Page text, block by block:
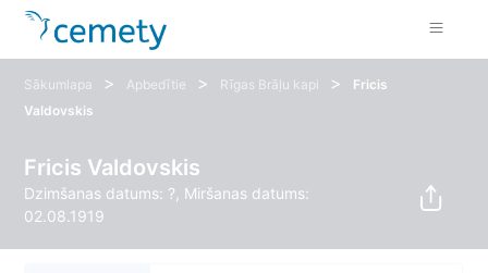
Sākumlapa > Apbedītie > Rīgas Brāļu kapi >
Fricis
Valdovskis
Fricis Valdovskis
Dzimšanas datums: ?, Miršanas datums:
02.08.1919